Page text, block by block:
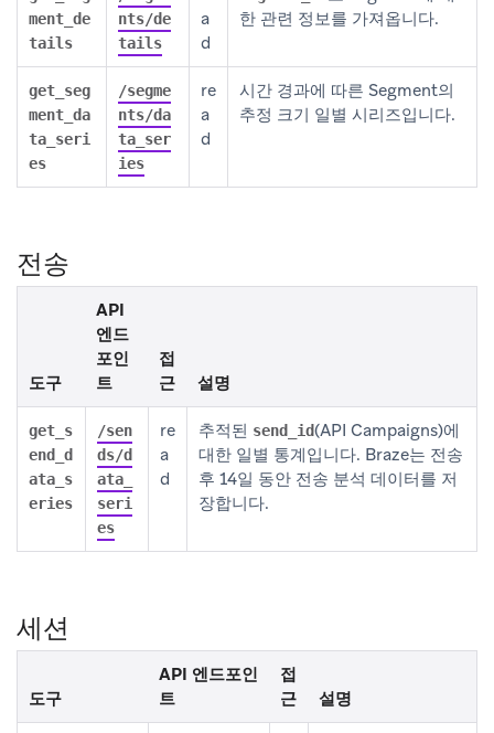
ment_de
tails
nts/de
tails
a
d
한 관련 정보를 가져옵니다.
get_seg
ment_da
ta_seri
es
/segme
nts/da
ta_ser
ies
re
a
d
시간 경과에 따른 Segment의
추정 크기 일별 시리즈입니다.
전송
도구
API
엔드
포인
트
접
근
설명
get_s
end_d
ata_s
eries
/sen
ds/d
ata_
seri
es
re
a
d
추적된 send_id(API Campaigns)에
대한 일별 통계입니다. Braze는 전송
후 14일 동안 전송 분석 데이터를 저
장합니다.
세션
도구
API 엔드포인
트
접
근
설명